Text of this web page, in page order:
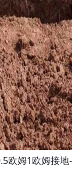
欧姆1欧姆接地-